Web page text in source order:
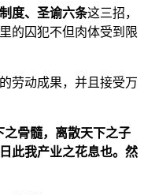
度、圣谕六条这三招，
的囚犯不但肉体受到限
劳动成果，并且接受万
之骨髓，离散天下之子
此我产业之花息也。然